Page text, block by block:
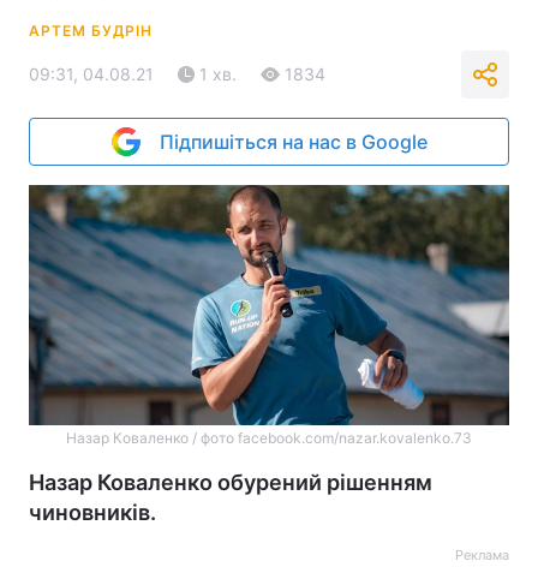
АРТЕМ БУДРІН
09:31, 04.08.21 1 хв. 1834
Підпишіться на нас в Google
Назар Коваленко / фото facebook.com/nazar.kovalenko.73
Назар Коваленко обурений рішенням
чиновників.
Реклама